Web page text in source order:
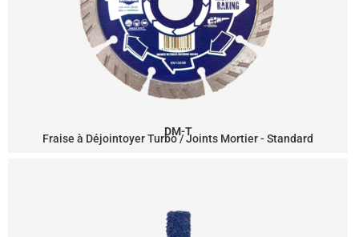
DM-T
Fraise à Déjointoyer Turbo / Joints Mortier - Standard